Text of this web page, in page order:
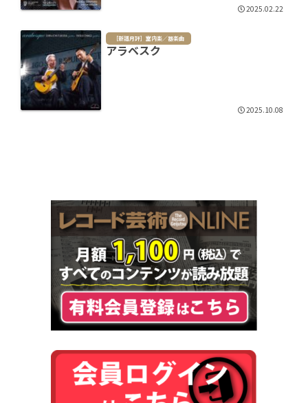
2025.02.22
［新譜月評］室内楽／器楽曲
アラベスク
2025.10.08